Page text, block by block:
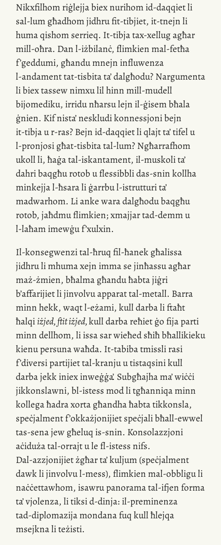
Nikxfilhom riġlejja biex nurihomid-daqqietli
sal-lumgħadhom jidhrufit-tibjiet, it-tnejnli
huma qishom serrieq. It-tibjatax-xellug agħar
mill-oħra. Danl-iżbilanċ, flimkien mal-fetħa
f’geddumi, għandu mnejn influwenza
l-andamenttat-tisbita ta’ dalgħodu? Nargumenta
li biex tassew nimxu lil hinn mill-mudell
bijomediku, irridu nħarsu lejn il-ġisembħala
ġnien. Kif nista’ neskludi konnessjoni bejn
it-tibjaur-ras? Bejn id-daqqietli qlajt ta’ tifel u
l-pronjosigħat-tisbitatal-lum? Ngħarrafhom
ukoll li, ħaġatal-iskantament, il-muskolita’
dahri baqgħu rotob u flessibblidas-sninkollha
minkejjal-ħsarali ġarrbul-istrutturita’
madwarhom. Li anke wara dalgħodu baqgħu
rotob, jaħdmu flimkien; xmajjartad-demmu
l-laħamimewġu f’xulxin.
Il-konsegwenzital-ħruq fil-ħanekgħalissa
jidhru li mhuma xejn imma se jinħassu agħar
maż-żmien, bħalma għandu ħabta jiġri
b’affarijiet li jinvolvu apparattal-metall. Barra
minn hekk, waqtl-eżami, kull darba li ftaħt
ħalqiiżjed, ftit iżjed,kull darba reħiet ġo fija parti
minn dellhom, li issa sar wieħed sħiħ bħallikieku
kienu persuna waħda. It-tabibatmissli rasi
f’diversi partijiettal-kranjuu tistaqsini kull
darba jekk iniex inweġġa’. Subgħajha ma’ wiċċi
jikkonslawni,bl-istess mod li tgħanniqa minn
kollega ħadra xorta għandha ħabta tikkonsla,
speċjalment f’okkażjonijiet speċjali bħall-ewwel
tas-senajew għeluq is-snin. Konsolazzjoni
aċidużatal-orrajtu le fl-istess nifs.
Dal-azzjonijietżgħar ta’ kuljum (speċjalment
dawk li jinvolvul-mess), flimkien mal-obbliguli
naċċettawhom, isawru panoramatal-ifjen forma
ta’ vjolenza, li tiksid-dinja: il-preminenza
tad-diplomazijamondana fuq kull ħlejqa
msejkna li teżisti.